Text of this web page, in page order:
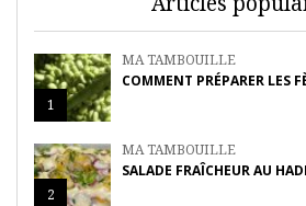
1
MA TAMBOUILLE
COMMENT PRÉPARER LES
2
MA TAMBOUILLE
SALADE FRAÎCHEUR AU